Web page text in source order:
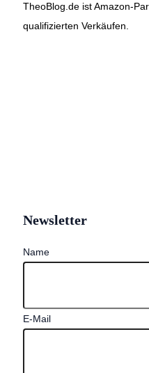
TheoBlog.de ist Amazon-
qualifizierten Verkäufen.
Newsletter
Name
E-Mail